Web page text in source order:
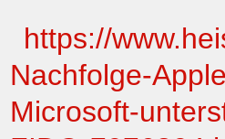
https://
Nachfolge-
Microsoft-